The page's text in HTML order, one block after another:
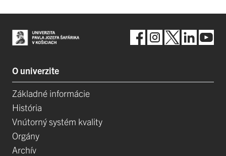
O univerzite
Základné informácie
História
Vnútorný systém kvality
Orgány
Archív